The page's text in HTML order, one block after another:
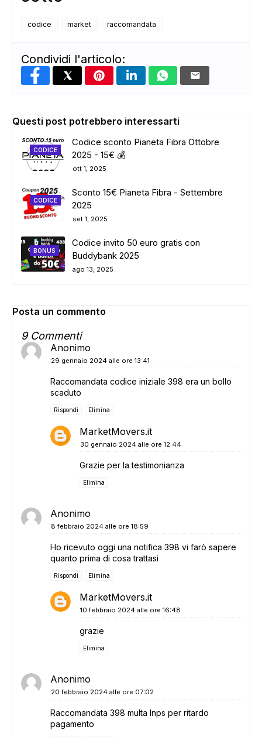
ADS
codice market raccomandata
Condividi l'articolo:
Questi post potrebbero interessarti
CODICE
Codice sconto Pianeta Fibra Ottobre
2025 - 15€ 💰
ott 1, 2025
CODICE
Sconto 15€ Pianeta Fibra - Settembre
2025
set 1, 2025
BONUS
Codice invito 50 euro gratis con
Buddybank 2025
ago 13, 2025
Posta un commento
9 Commenti
Anonimo
29 gennaio 2024 alle ore 13:41
Raccomandata codice iniziale 398 era un bollo
scaduto
Rispondi Elimina
MarketMovers.it
30 gennaio 2024 alle ore 12:44
Grazie per la testimonianza
Elimina
Anonimo
8 febbraio 2024 alle ore 18:59
Ho ricevuto oggi una notifica 398 vi farò sapere
quanto prima di cosa trattasi
Rispondi Elimina
MarketMovers.it
10 febbraio 2024 alle ore 16:48
grazie
Elimina
Anonimo
20 febbraio 2024 alle ore 07:02
Raccomandata 398 multa Inps per ritardo
pagamento